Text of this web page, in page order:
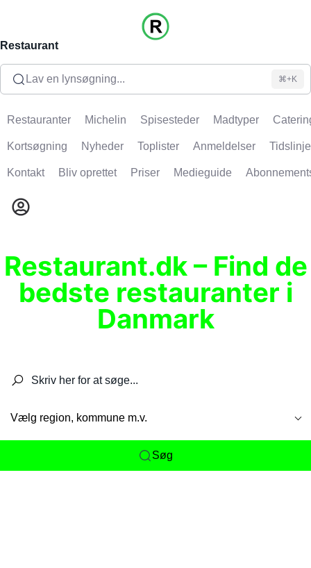
Restaurant
Lav en lynsøgning... ⌘+K
Restauranter Michelin Spisesteder Madtyper
Kortsøgning Nyheder Toplister Anmeldelser Tidslinje
Kontakt Bliv oprettet Priser Medieguide
Restaurant.dk – Find de
bedste restauranter i
Danmark
Vælg region, kommune m.v.
Søg